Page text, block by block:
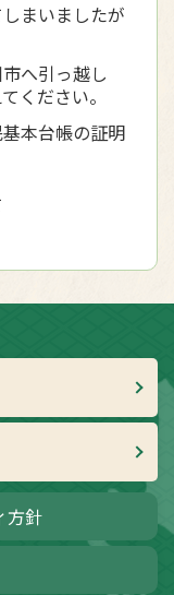
まいましたが
へ引っ越し
ください。
本台帳の証明
方針